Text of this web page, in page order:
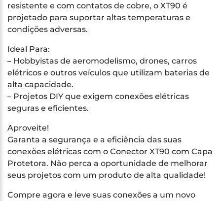
resistente e com contatos de cobre, o XT90 é
projetado para suportar altas temperaturas e
condições adversas.
Ideal Para:
– Hobbyistas de aeromodelismo, drones, carros
elétricos e outros veículos que utilizam baterias de
alta capacidade.
– Projetos DIY que exigem conexões elétricas
seguras e eficientes.
Aproveite!
Garanta a segurança e a eficiência das suas
conexões elétricas com o Conector XT90 com Capa
Protetora. Não perca a oportunidade de melhorar
seus projetos com um produto de alta qualidade!
Compre agora e leve suas conexões a um novo